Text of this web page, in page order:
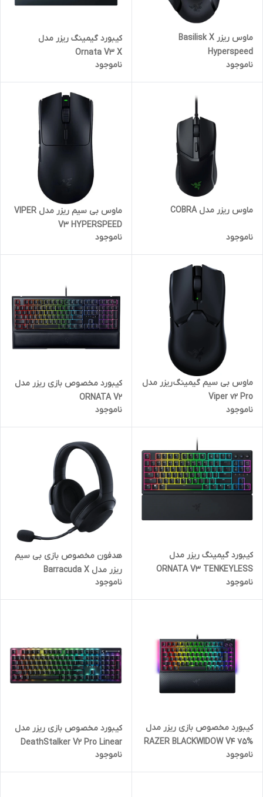
ماوس ریزر Basilisk X
Hyperspeed
ناموجود
کیبورد گیمینگ ریزر مدل
Ornata V3 X
ناموجود
ماوس ریزر مدل COBRA
ناموجود
ماوس بی سیم ریزر مدل VIPER
V3 HYPERSPEED
ناموجود
ماوس بی سیم گیمینگ ریزر مدل
Viper v2 Pro
ناموجود
کیبورد مخصوص بازی ریزر مدل
ORNATA V2
ناموجود
کیبورد گیمینگ ریزر مدل
ORNATA V3 TENKEYLESS
ناموجود
هدفون مخصوص بازی بی سیم
ریزر مدل Barracuda X
ناموجود
کیبورد مخصوص بازی ریزر مدل
RAZER BLACKWIDOW V4 75%
ناموجود
کیبورد مخصوص بازی ریزر مدل
DeathStalker V2 Pro Linear
Optical Switch
ناموجود